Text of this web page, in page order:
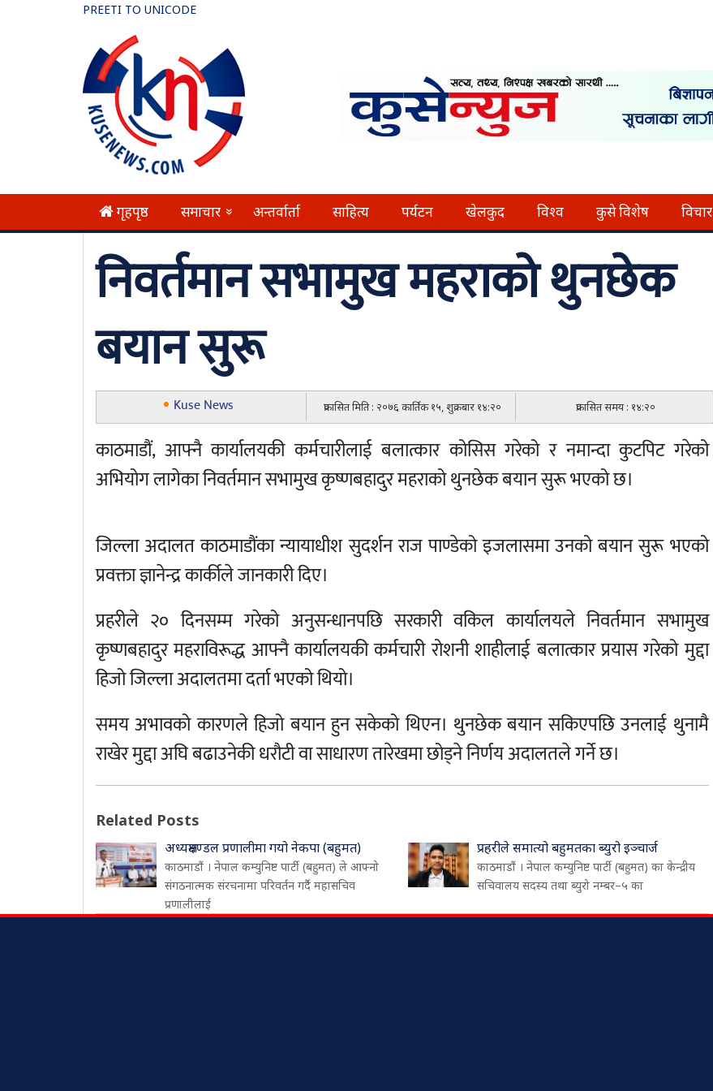
PREETI TO UNICODE
गृहपृष्ठ समाचार » अन्तर्वार्ता साहित्य पर्यटन खेलकुद विश्व कुसे विशेष विचार
निवर्तमान सभामुख महराको थुनछेक
बयान सुरू
Kuse News प्रकासित मिति : २०७६ कार्तिक १५, शुक्रबार १४:२० प्रकासित समय : १४:२०
काठमाडौं, आफ्नै कार्यालयकी कर्मचारीलाई बलात्कार कोसिस गरेको र नमान्दा कुटपिट गरेको
अभियोग लागेका निवर्तमान सभामुख कृष्णबहादुर महराको थुनछेक बयान सुरू भएको छ।
जिल्ला अदालत काठमाडौंका न्यायाधीश सुदर्शन राज पाण्डेको इजलासमा उनको बयान सुरू भएको
प्रवक्ता ज्ञानेन्द्र कार्कीले जानकारी दिए।
प्रहरीले २० दिनसम्म गरेको अनुसन्धानपछि सरकारी वकिल कार्यालयले निवर्तमान सभामुख
कृष्णबहादुर महराविरूद्ध आफ्नै कार्यालयकी कर्मचारी रोशनी शाहीलाई बलात्कार प्रयास गरेको मुद्दा
हिजो जिल्ला अदालतमा दर्ता भएको थियो।
समय अभावको कारणले हिजो बयान हुन सकेको थिएन। थुनछेक बयान सकिएपछि उनलाई थुनामै
राखेर मुद्दा अघि बढाउनेकी धरौटी वा साधारण तारेखमा छोड्ने निर्णय अदालतले गर्ने छ।
Related Posts
अध्यक्षमण्डल प्रणालीमा गयो नेकपा (बहुमत)
काठमाडौं । नेपाल कम्युनिष्ट पार्टी (बहुमत) ले आफ्नो
संगठनात्मक संरचनामा परिवर्तन गर्दै महासचिव
प्रणालीलाई
प्रहरीले समात्यो बहुमतका ब्युरो इञ्चार्ज
काठमाडौं । नेपाल कम्युनिष्ट पार्टी (बहुमत) का केन्द्रीय
सचिवालय सदस्य तथा ब्युरो नम्बर–५ का